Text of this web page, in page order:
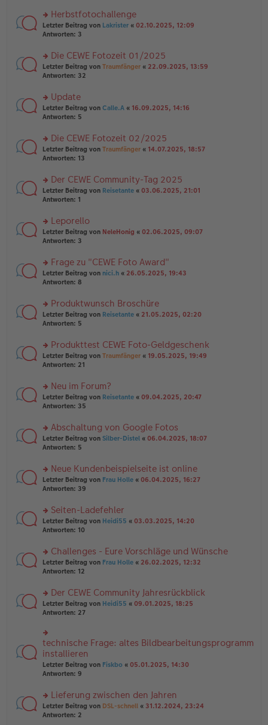
a
gB
ei
tr
g
n
g
el
e
n
er
tr
a
g
rs
te
n
g
el
e
n
er
tr
a
g
Herbstfotochallenge
Letzter Beitrag von Lakrister « 02.10.2025, 12:09
Antworten: 3
rs
te
n
g
el
e
n
er
tr
a
g
Die CEWE Fotozeit 01/2025
Letzter Beitrag von Traumfänger « 22.09.2025, 13:59
Antworten: 32
rs
te
n
g
el
e
n
er
tr
a
g
Update
Letzter Beitrag von Calle.A « 16.09.2025, 14:16
Antworten: 5
rs
te
n
g
el
e
n
er
tr
a
g
Die CEWE Fotozeit 02/2025
Letzter Beitrag von Traumfänger « 14.07.2025, 18:57
Antworten: 13
rs
te
n
g
el
e
n
er
tr
a
g
Der CEWE Community-Tag 2025
Letzter Beitrag von Reisetante « 03.06.2025, 21:01
Antworten: 1
rs
te
n
g
el
e
n
er
tr
a
g
Leporello
Letzter Beitrag von NeleHonig « 02.06.2025, 09:07
Antworten: 3
rs
te
n
g
el
e
n
er
tr
a
g
Frage zu "CEWE Foto Award"
Letzter Beitrag von nici.h « 26.05.2025, 19:43
Antworten: 8
rs
te
n
g
el
e
n
er
tr
a
g
Produktwunsch Broschüre
Letzter Beitrag von Reisetante « 21.05.2025, 02:20
Antworten: 5
rs
te
n
g
el
e
n
er
tr
a
g
Produkttest CEWE Foto-Geldgeschenk
Letzter Beitrag von Traumfänger « 19.05.2025, 19:49
Antworten: 21
rs
te
n
g
el
e
n
er
tr
a
g
Neu im Forum?
Letzter Beitrag von Reisetante « 09.04.2025, 20:47
Antworten: 35
rs
te
n
g
el
e
n
er
tr
a
g
Abschaltung von Google Fotos
Letzter Beitrag von Silber-Distel « 06.04.2025, 18:07
Antworten: 5
rs
te
n
g
el
e
n
er
tr
a
g
Neue Kundenbeispielseite ist online
Letzter Beitrag von Frau Holle « 06.04.2025, 16:27
Antworten: 39
rs
te
n
g
el
e
n
er
tr
a
g
Seiten-Ladefehler
Letzter Beitrag von Heidi55 « 03.03.2025, 14:20
Antworten: 10
rs
te
n
g
el
e
n
er
B
ei
tr
g
Challenges - Eure Vorschläge und Wünsche
Letzter Beitrag von Frau Holle « 26.02.2025, 12:32
Antworten: 12
rs
te
u
n
g
el
es
e
er
B
ei
tr
Der CEWE Community Jahresrückblick
Letzter Beitrag von Heidi55 « 09.01.2025, 18:25
Antworten: 27
rs
te
r
u
n
el
es
e
technische Frage: altes Bildbearbeitungsprogramm
installieren
Letzter Beitrag von Fiskbo « 05.01.2025, 14:30
Antworten: 9
rs
te
Lieferung zwischen den Jahren
Letzter Beitrag von DSL-schnell « 31.12.2024, 23:24
Antworten: 2